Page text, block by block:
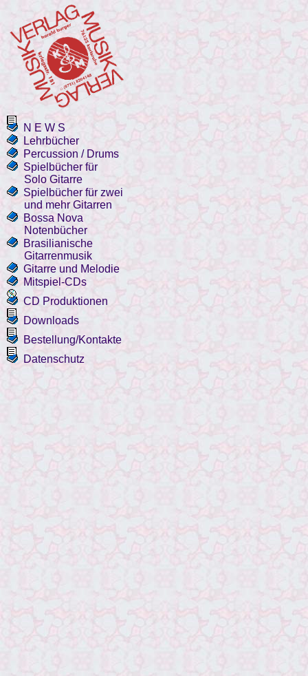
N E W S
Lehrbücher
Percussion / Drums
Spielbücher für
Solo Gitarre
Spielbücher für zwei
und mehr Gitarren
Bossa Nova
Notenbücher
Brasilianische
Gitarrenmusik
Gitarre und Melodie
Mitspiel-CDs
CD Produktionen
Downloads
Bestellung/Kontakte
Datenschutz